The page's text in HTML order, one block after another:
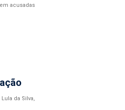
acusadas
da Silva,